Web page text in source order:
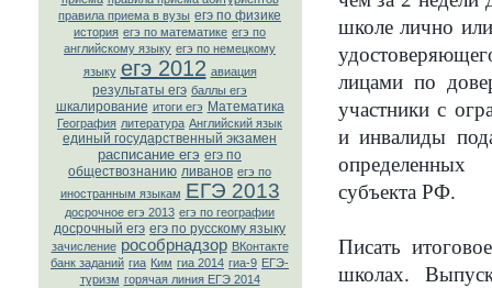
правила приема в вузы егэ по физике
история егэ по математике егэ по
английскому языку егэ по немецкому
языку егэ 2012 авиация
результаты егэ баллы егэ
шкалирование итоги егэ Математика
География литература Английский язык
единый государственный экзамен
расписание егэ егэ по
обществознанию ливанов егэ по
иностранным языкам ЕГЭ 2013
досрочное егэ 2013 егэ по географии
досрочный егэ егэ по русскому языку
зачисление рособрнадзор ВКонтaкте
банк заданий гиа Ким гиа 2014 гиа-9 ЕГЭ-
туризм горячая линия ЕГЭ 2014
школе лично
лицами по
участники с
и инвалиды
субъекта РФ.
Писать
школах.